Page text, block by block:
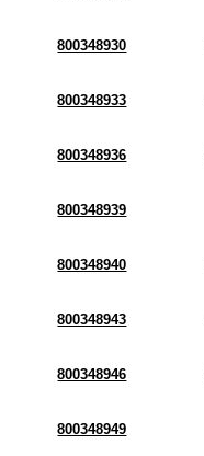
800348930
800348933
800348936
800348939
800348940
800348943
800348946
800348949